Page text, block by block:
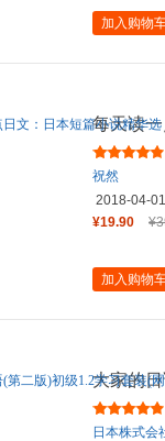
加入购物
每天读
（日汉
祝然
2018-04-01
¥19.90
加入购物
大家的
日本株式会